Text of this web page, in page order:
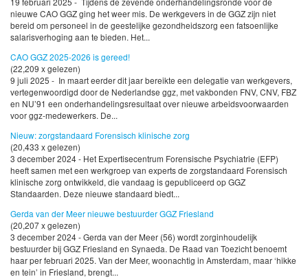
nieuwe CAO GGZ ging het weer mis. De werkgevers in de GGZ zijn niet
bereid om personeel in de geestelijke gezondheidszorg een fatsoenlijke
salarisverhoging aan te bieden. Het...
CAO GGZ 2025-2026 is gereed!
(22,209 x gelezen)
9 juli 2025 - In maart eerder dit jaar bereikte een delegatie van werkgevers,
vertegenwoordigd door de Nederlandse ggz, met vakbonden FNV, CNV, FBZ
en NU’91 een onderhandelingsresultaat over nieuwe arbeidsvoorwaarden
voor ggz-medewerkers. De...
Nieuw: zorgstandaard Forensisch klinische zorg
(20,433 x gelezen)
3 december 2024 - Het Expertisecentrum Forensische Psychiatrie (EFP)
heeft samen met een werkgroep van experts de zorgstandaard Forensisch
klinische zorg ontwikkeld, die vandaag is gepubliceerd op GGZ
Standaarden. Deze nieuwe standaard biedt...
Gerda van der Meer nieuwe bestuurder GGZ Friesland
(20,207 x gelezen)
3 december 2024 - Gerda van der Meer (56) wordt zorginhoudelijk
bestuurder bij GGZ Friesland en Synaeda. De Raad van Toezicht benoemt
haar per februari 2025. Van der Meer, woonachtig in Amsterdam, maar ‘hikke
en tein’ in Friesland, brengt...